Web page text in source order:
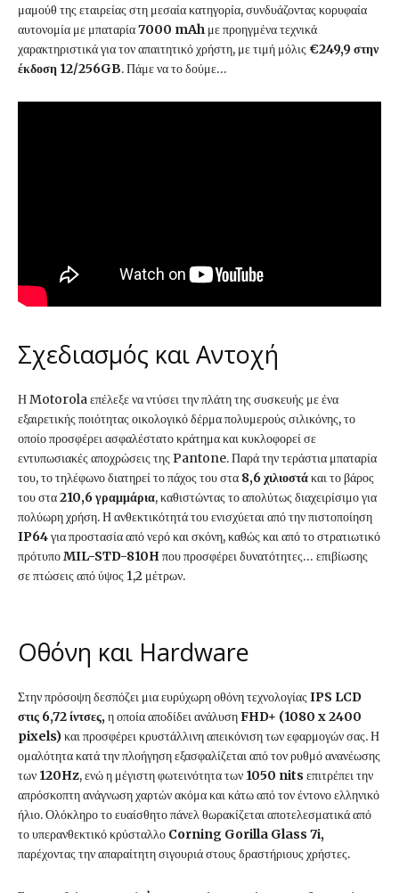
μαμούθ της εταιρείας στη μεσαία κατηγορία, συνδυάζοντας κορυφαία
αυτονομία με μπαταρία7000 mAh με προηγμένα τεχνικά
χαρακτηριστικά για τον απαιτητικό χρήστη, με τιμή μόλις €249,9 στην
έκδοση 12/256GB. Πάμε να το δούμε…
Σχεδιασμός και Αντοχή
Η Motorola επέλεξε να ντύσει την πλάτη της συσκευής με ένα
εξαιρετικής ποιότητας οικολογικό δέρμα πολυμερούς σιλικόνης, το
οποίο προσφέρει ασφαλέστατο κράτημα και κυκλοφορεί σε
εντυπωσιακές αποχρώσεις της Pantone. Παρά την τεράστια μπαταρία
του, το τηλέφωνο διατηρεί το πάχος του στα 8,6 χιλιοστάκαι το βάρος
του στα210,6 γραμμάρια, καθιστώντας το απολύτως διαχειρίσιμο για
πολύωρη χρήση. Η ανθεκτικότητά του ενισχύεται από την πιστοποίηση
IP64για προστασία από νερό και σκόνη, καθώς και από το στρατιωτικό
πρότυποMIL-STD-810Hπου προσφέρει δυνατότητες… επιβίωσης
σε πτώσεις από ύψος 1,2 μέτρων.
Οθόνη και Hardware
Στην πρόσοψη δεσπόζει μια ευρύχωρη οθόνη τεχνολογίας IPS LCD
στις 6,72 ίντσες,η οποία αποδίδει ανάλυσηFHD+ (1080 x 2400
pixels)και προσφέρει κρυστάλλινη απεικόνιση των εφαρμογών σας. Η
ομαλότητα κατά την πλοήγηση εξασφαλίζεται από τον ρυθμό ανανέωσης
των 120Hz, ενώ η μέγιστη φωτεινότητα των 1050 nits επιτρέπει την
απρόσκοπτη ανάγνωση χαρτών ακόμα και κάτω από τον έντονο ελληνικό
ήλιο. Ολόκληρο το ευαίσθητο πάνελ θωρακίζεται αποτελεσματικά από
το υπερανθεκτικό κρύσταλλο Corning Gorilla Glass 7i,
παρέχοντας την απαραίτητη σιγουριά στους δραστήριους χρήστες.